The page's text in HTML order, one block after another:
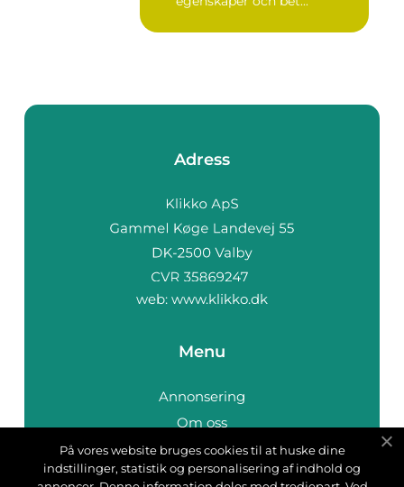
Adress
web: www.klikko.dk
Menu
Annonsering
Om oss
Cookies
Kontakta oss
På vores website bruges cookies til at huske dine
indstillinger, statistik og personalisering af indhold og